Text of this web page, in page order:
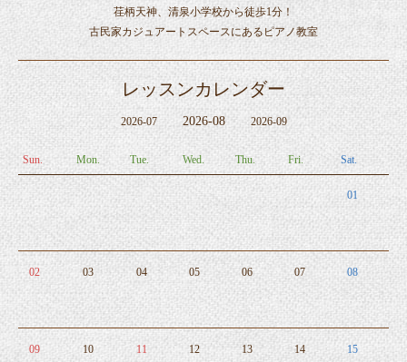
荏柄天神、清泉小学校から徒歩1分！
古民家カジュアートスペースにあるピアノ教室
レッスンカレンダー
2026-07 2026-08 2026-09
Sun. Mon. Tue. Wed. Thu. Fri. Sat.
01
02 03 04 05 06 07 08
09 10 11 12 13 14 15